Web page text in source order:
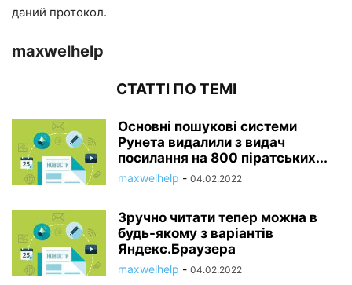
даний протокол.
maxwelhelp
СТАТТІ ПО ТЕМІ
Основні пошукові системи
Рунета видалили з видач
посилання на 800 піратських...
maxwelhelp - 04.02.2022
Зручно читати тепер можна в
будь-якому з варіантів
Яндекс.Браузера
maxwelhelp - 04.02.2022